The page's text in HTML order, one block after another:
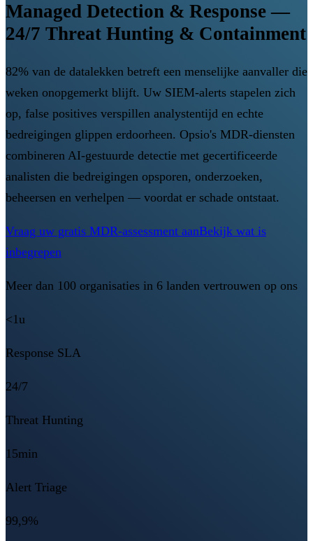
Managed Detection & Response —
24/7 Threat Hunting & Containment
82% van de datalekken betreft een menselijke aanvaller die
weken onopgemerkt blijft. Uw SIEM-alerts stapelen zich
op, false positives verspillen analystentijd en echte
bedreigingen glippen erdoorheen. Opsio's MDR-diensten
combineren AI-gestuurde detectie met gecertificeerde
analisten die bedreigingen opsporen, onderzoeken,
beheersen en verhelpen — voordat er schade ontstaat.
Vraag uw gratis MDR-assessment aanBekijk wat is
inbegrepen
Meer dan 100 organisaties in 6 landen vertrouwen op ons
<1u
Response SLA
24/7
Threat Hunting
15min
Alert Triage
99,9%